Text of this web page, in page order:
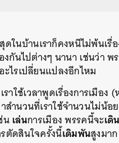
ในบ้านเราก็คงหนีไม่พ้นเ
งกันไปต่างๆ นานา เช่นว่า
ไรเปลี่ยนแปลงอีกไหม
เราใช้เวลาพูดเรื่องการเมือ
ำนวนที่เราใช้จำนวนไม่น้อ
นเล่นการเมือง พรรคนี้จะเ
ตัดสินใจครั้งนี้เดิมพันสูงมาก